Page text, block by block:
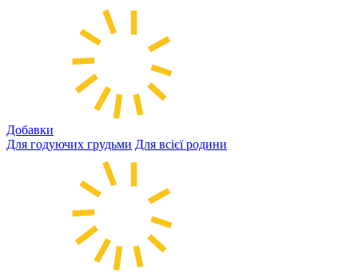
Добавки
Для годуючих грудьми Для всієї родини